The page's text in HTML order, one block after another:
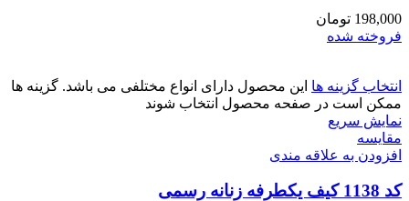
198,000 تومان
فروخته شده
انتخاب گزینه ها این محصول دارای انواع مختلفی می باشد. گزینه ها
ممکن است در صفحه محصول انتخاب شوند
نمایش سریع
مقايسه
افزودن به علاقه مندی
کد 1138 کیف یکطرفه زنانه رسمی